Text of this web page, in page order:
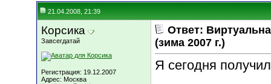
21.04.2008, 21:39
Корсика
Завсегдатай
Регистрация: 19.12.2007
Адрес: Москва
Ответ:
(зима 2007 г.)
Я сегодня